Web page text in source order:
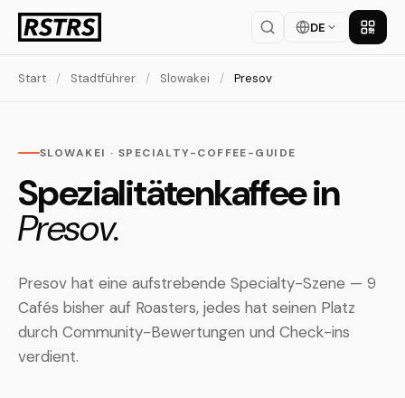
DE App
Start / Stadtführer / Slowakei / Presov
SLOWAKEI · SPECIALTY-COFFEE-GUIDE
Spezialitätenkaffee in
Presov.
Presov hat eine aufstrebende Specialty-Szene — 9
Cafés bisher auf Roasters, jedes hat seinen Platz
durch Community-Bewertungen und Check-ins
verdient.